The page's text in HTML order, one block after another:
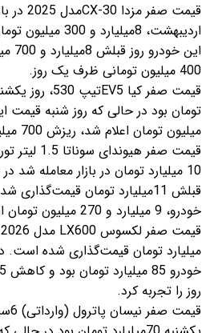
اردیبهشت،
400 میلیون تومانی ظرف یک روز.
میلیون تومان اعلام شد، ریزش 700 میلیون تومانی در یک روز.
10 میلیارد تومان در بازار معامله
قبلش 11میلیارد تومان
خودرو، 9 میلیارد و 270 میلیون تومان است.
میلیارد تومان قیمت‌گذاری شده است.
روز را تجربه کرد.